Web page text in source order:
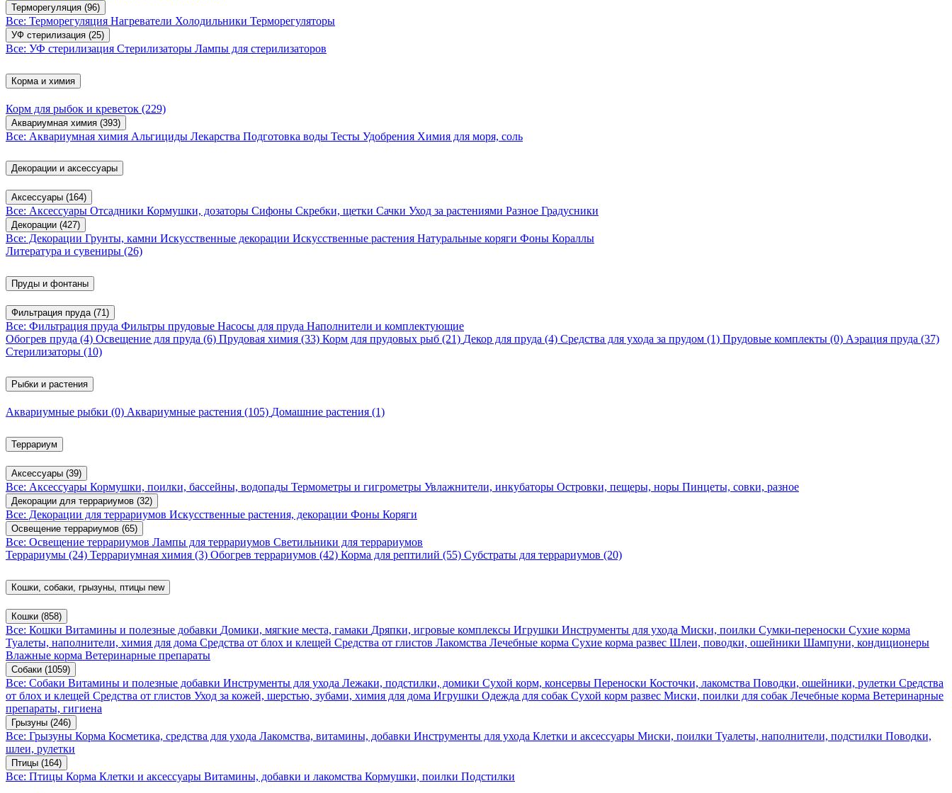
Терморегуляция (96)
Все: Терморегуляция Нагреватели Холодильники Терморегуляторы
УФ стерилизация (25)
Все: УФ стерилизация Стерилизаторы Лампы для стерилизаторов
Корма и химия
Корм для рыбок и креветок (229)
Аквариумная химия (393)
Все: Аквариумная химия Альгициды Лекарства Подготовка воды Тесты Удобрения Химия для моря, соль
Декорации и аксессуары
Аксессуары (164)
Все: Аксессуары Отсадники Кормушки, дозаторы Сифоны Скребки, щетки Сачки Уход за растениями Разное Градусники
Декорации (427)
Все: Декорации Грунты, камни Искусственные декорации Искусственные растения Натуральные коряги Фоны Кораллы
Литература и сувениры (26)
Пруды и фонтаны
Фильтрация пруда (71)
Все: Фильтрация пруда Фильтры прудовые Насосы для пруда Наполнители и комплектующие
Обогрев пруда (4) Освещение для пруда (6) Прудовая химия (33) Корм для прудовых рыб (21) Декор для пруда (4) Средства для ухода за прудом (1) Прудовые комплекты (0) Аэрация пруда (37)
Стерилизаторы (10)
Рыбки и растения
Аквариумные рыбки (0) Аквариумные растения (105) Домашние растения (1)
Террариум
Аксессуары (39)
Все: Аксессуары Кормушки, поилки, бассейны, водопады Термометры и гигрометры Увлажнители, инкубаторы Островки, пещеры, норы Пинцеты, совки, разное
Декорации для террариумов (32)
Все: Декорации для террариумов Искусственные растения, декорации Фоны Коряги
Освещение террариумов (65)
Все: Освещение террариумов Лампы для террариумов Светильники для террариумов
Террариумы (24) Террариумная химия (3) Обогрев террариумов (42) Корма для рептилий (55) Субстраты для террариумов (20)
Кошки, собаки, грызуны, птицы new
Кошки (858)
Все: Кошки Витамины и полезные добавки Домики, мягкие места, гамаки Дряпки, игровые комплексы Игрушки Инструменты для ухода Миски, поилки Сумки-переноски Сухие корма
Туалеты, наполнители, химия для дома Средства от блох и клещей Средства от глистов Лакомства Лечебные корма Сухие корма развес Шлеи, поводки, ошейники Шампуни, кондиционеры
Влажные корма Ветеринарные препараты
Собаки (1059)
Все: Собаки Витамины и полезные добавки Инструменты для ухода Лежаки, подстилки, домики Сухой корм, консервы Переноски Косточки, лакомства Поводки, ошейники, рулетки Средства
от блох и клещей Средства от глистов Уход за кожей, шерстью, зубами, химия для дома Игрушки Одежда для собак Сухой корм развес Миски, поилки для собак Лечебные корма Ветеринарные
препараты, гигиена
Грызуны (246)
Все: Грызуны Корма Косметика, средства для ухода Лакомства, витамины, добавки Инструменты для ухода Клетки и аксессуары Миски, поилки Туалеты, наполнители, подстилки Поводки,
шлеи, рулетки
Птицы (164)
Все: Птицы Корма Клетки и аксессуары Витамины, добавки и лакомства Кормушки, поилки Подстилки